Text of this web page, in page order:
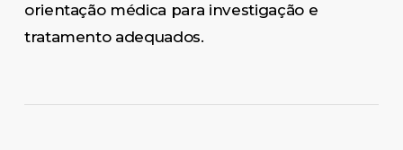
orientação médica para investigação e
tratamento adequados.